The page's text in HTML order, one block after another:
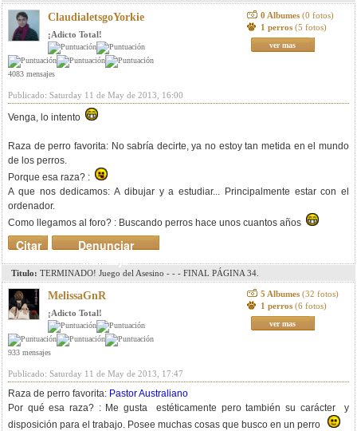
ClaudialetsgoYorkie
¡Adicto Total!
4083 mensajes
0 Albumes (0 fotos)
1 perros (5 fotos)
ver mas
Publicado: Saturday 11 de May de 2013, 16:00
Venga, lo intento
Raza de perro favorita: No sabría decirte, ya no estoy tan metida en el mundo
de los perros.
Porque esa raza? :
A que nos dedicamos: A dibujar y a estudiar... Principalmente estar con el
ordenador.
Como llegamos al foro? : Buscando perros hace unos cuantos años
Denunciar
mensaje
Citar
Titulo: TERMINADO! Juego del Asesino - - - FINAL PÁGINA 34.
MelissaGnR
¡Adicto Total!
933 mensajes
5 Albumes (32 fotos)
1 perros (6 fotos)
ver mas
Publicado: Saturday 11 de May de 2013, 17:47
Raza de perro favorita: Pastor Australiano
Por qué esa raza? : Me gusta estéticamente pero también su carácter y
disposición para el trabajo. Posee muchas cosas que busco en un perro